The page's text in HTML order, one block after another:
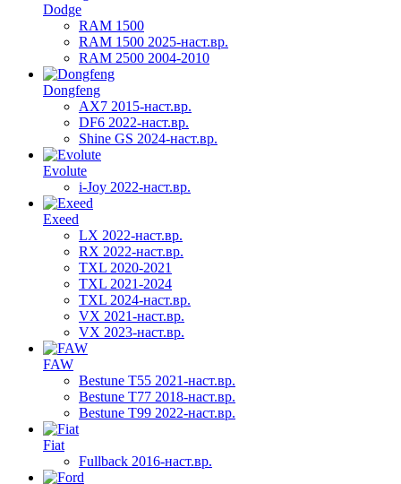
Dodge
RAM 1500
RAM 1500 2025-наст.вр.
RAM 2500 2004-2010
Dongfeng
AX7 2015-наст.вр.
DF6 2022-наст.вр.
Shine GS 2024-наст.вр.
Evolute
i-Joy 2022-наст.вр.
Exeed
LX 2022-наст.вр.
RX 2022-наст.вр.
TXL 2020-2021
TXL 2021-2024
TXL 2024-наст.вр.
VX 2021-наст.вр.
VX 2023-наст.вр.
FAW
Bestune T55 2021-наст.вр.
Bestune T77 2018-наст.вр.
Bestune T99 2022-наст.вр.
Fiat
Fullback 2016-наст.вр.